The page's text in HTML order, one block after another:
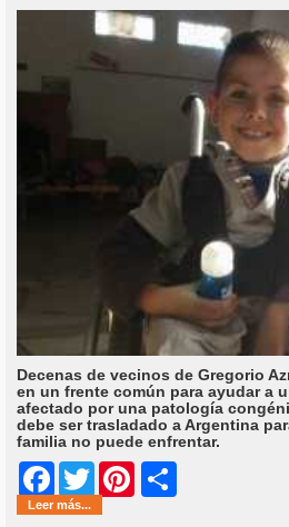
Decenas de vecinos de Gregorio
en un frente común para ayudar a
afectado por una patología
debe ser trasladado a Argentina
familia no puede enfrentar.
Facebook
Twitter Pinterest
Leer más...